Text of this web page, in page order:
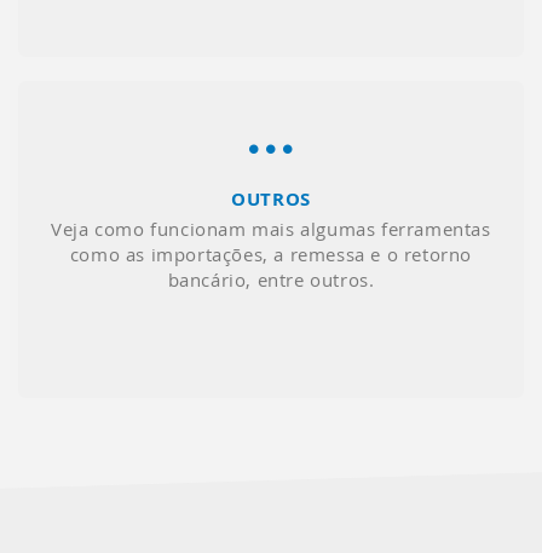
OUTROS
Veja como funcionam mais algumas ferramentas
como as importações, a remessa e o retorno
bancário, entre outros.